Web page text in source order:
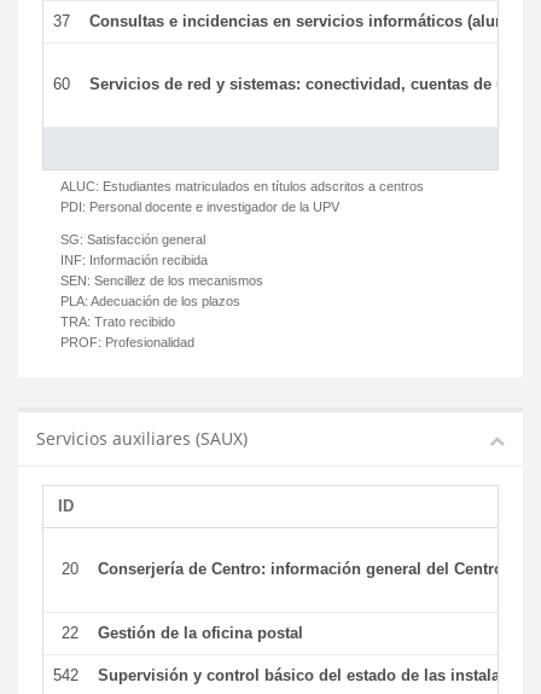
37 Consultas e incidencias en servicios informáticos (alumnos)
60 Servicios de red y sistemas: conectividad, cuentas de
ALUC: Estudiantes matriculados en títulos adscritos a centros
PDI: Personal docente e investigador de la UPV
SG: Satisfacción general
INF: Información recibida
SEN: Sencillez de los mecanismos
PLA: Adecuación de los plazos
TRA: Trato recibido
PROF: Profesionalidad
Servicios auxiliares (SAUX)
ID
20 Conserjería de Centro: información general del Centro y
22 Gestión de la oficina postal
542 Supervisión y control básico del estado de las